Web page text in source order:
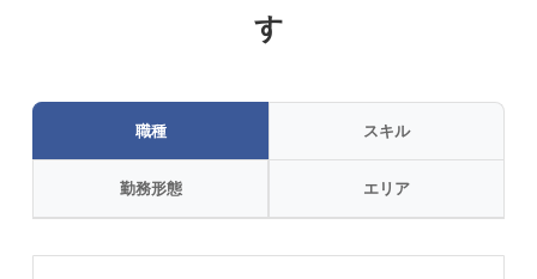
す
職種 スキル
勤務形態 エリア